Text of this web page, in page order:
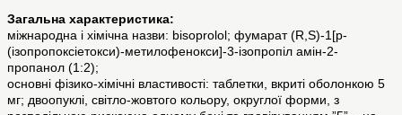
Загальна характеристика:
міжнародна і хімічна назви: bisoprolol; фумарат (R,S)-1[р-
(ізопропоксіетокси)-метилофенокси]-3-ізопропіл амін-2-
пропанол (1:2);
основні фізико-хімічні властивості: таблетки, вкриті оболонкою 5
мг; двоопуклі, світло-жовтого кольору, округлої форми, з